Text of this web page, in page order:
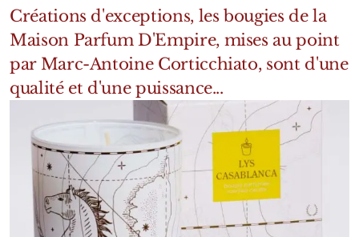
Créations d'exceptions, les bougies de la
Maison Parfum D'Empire, mises au point
par Marc-Antoine Corticchiato, sont d'une
qualité et d'une puissance...
Pour Elle
Mixte
Bougies
Diffuseurs
Cosmétiques